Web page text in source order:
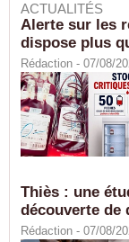
ACTUALITÉS
Alerte sur les
dispose plus
Rédaction - 07/08/
Thiès : une
découverte de
Rédaction - 07/08/